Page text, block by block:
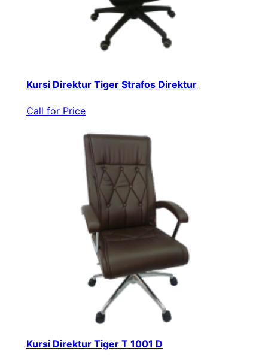
Kursi Direktur Tiger Strafos Direktur
Call for Price
Kursi Direktur Tiger T 1001 D